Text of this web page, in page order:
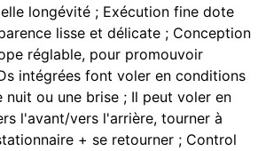
longévité ; Exécution fine dote
lisse et délicate ; Conception
réglable, pour promouvoir
intégrées font voler en conditions
nuit ou une brise ; Il peut voler en
l'avant/vers l'arrière, tourner à
+ se retourner ; Control